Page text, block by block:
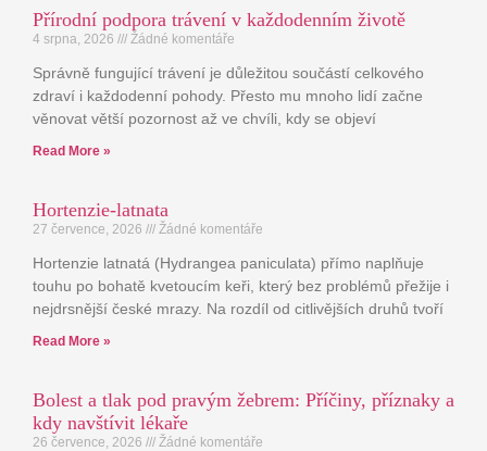
Přírodní podpora trávení v každodenním životě
4 srpna, 2026 Žádné komentáře
Správně fungující trávení je důležitou součástí celkového
zdraví i každodenní pohody. Přesto mu mnoho lidí začne
věnovat větší pozornost až ve chvíli, kdy se objeví
Read More »
Hortenzie-latnata
27 července, 2026 Žádné komentáře
Hortenzie latnatá (Hydrangea paniculata) přímo naplňuje
touhu po bohatě kvetoucím keři, který bez problémů přežije i
nejdrsnější české mrazy. Na rozdíl od citlivějších druhů tvoří
Read More »
Bolest a tlak pod pravým žebrem: Příčiny, příznaky a
kdy navštívit lékaře
26 července, 2026 Žádné komentáře